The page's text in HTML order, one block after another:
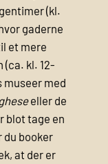
(kl.
gaderne
et mere
(ca. kl. 12-
museer med
eller de
blot tage en
du booker
at der er